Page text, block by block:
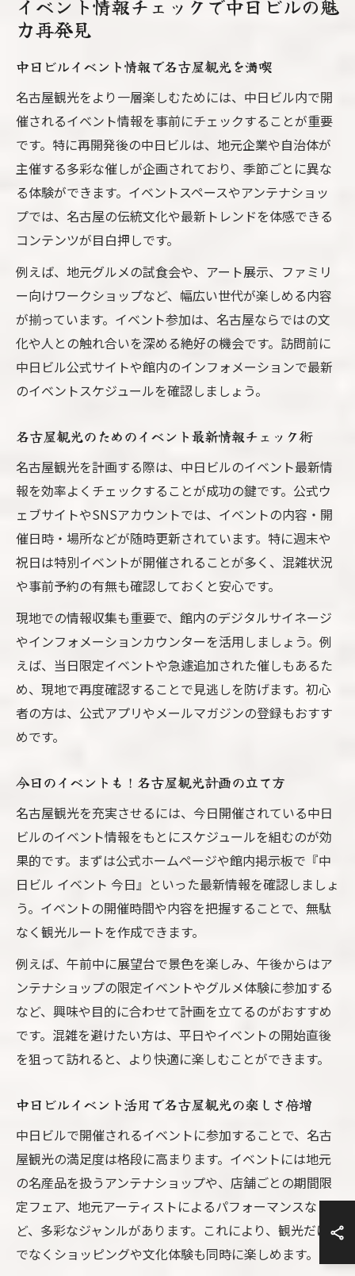
イベント情報チェックで中日ビルの魅
力再発見
中日ビルイベント情報で名古屋観光を満喫
名古屋観光をより一層楽しむためには、中日ビル内で開
催されるイベント情報を事前にチェックすることが重要
です。特に再開発後の中日ビルは、地元企業や自治体が
主催する多彩な催しが企画されており、季節ごとに異な
る体験ができます。イベントスペースやアンテナショッ
プでは、名古屋の伝統文化や最新トレンドを体感できる
コンテンツが目白押しです。
例えば、地元グルメの試食会や、アート展示、ファミリ
ー向けワークショップなど、幅広い世代が楽しめる内容
が揃っています。イベント参加は、名古屋ならではの文
化や人との触れ合いを深める絶好の機会です。訪問前に
中日ビル公式サイトや館内のインフォメーションで最新
のイベントスケジュールを確認しましょう。
名古屋観光のためのイベント最新情報チェック術
名古屋観光を計画する際は、中日ビルのイベント最新情
報を効率よくチェックすることが成功の鍵です。公式ウ
ェブサイトやSNSアカウントでは、イベントの内容・開
催日時・場所などが随時更新されています。特に週末や
祝日は特別イベントが開催されることが多く、混雑状況
や事前予約の有無も確認しておくと安心です。
現地での情報収集も重要で、館内のデジタルサイネージ
やインフォメーションカウンターを活用しましょう。例
えば、当日限定イベントや急遽追加された催しもあるた
め、現地で再度確認することで見逃しを防げます。初心
者の方は、公式アプリやメールマガジンの登録もおすす
めです。
今日のイベントも！名古屋観光計画の立て方
名古屋観光を充実させるには、今日開催されている中日
ビルのイベント情報をもとにスケジュールを組むのが効
果的です。まずは公式ホームページや館内掲示板で『中
日ビル イベント 今日』といった最新情報を確認しましょ
う。イベントの開催時間や内容を把握することで、無駄
なく観光ルートを作成できます。
例えば、午前中に展望台で景色を楽しみ、午後からはア
ンテナショップの限定イベントやグルメ体験に参加する
など、興味や目的に合わせて計画を立てるのがおすすめ
です。混雑を避けたい方は、平日やイベントの開始直後
を狙って訪れると、より快適に楽しむことができます。
中日ビルイベント活用で名古屋観光の楽しさ倍増
中日ビルで開催されるイベントに参加することで、名古
屋観光の満足度は格段に高まります。イベントには地元
の名産品を扱うアンテナショップや、店舗ごとの期間限
定フェア、地元アーティストによるパフォーマンスな
ど、多彩なジャンルがあります。これにより、観光だけ
でなくショッピングや文化体験も同時に楽しめます。